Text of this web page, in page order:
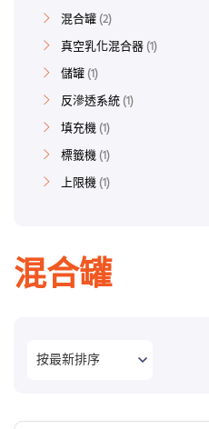
混合罐
混合罐 2
真空乳化混合器 1
儲罐 1
反滲透系統 1
填充機 1
標籤機 1
上限機 1